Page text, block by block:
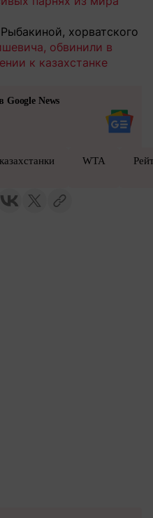
хорватского
обвинили в
к казахстанке
Google News
казахстанки WTA